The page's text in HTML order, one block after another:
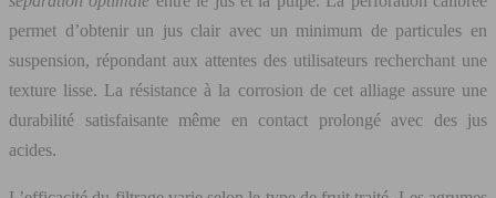
permet d’obtenir un jus clair avec un minimum de particules en
suspension, répondant aux attentes des utilisateurs recherchant une
texture lisse. La résistance à la corrosion de cet alliage assure une
durabilité satisfaisante même en contact prolongé avec des jus
acides.